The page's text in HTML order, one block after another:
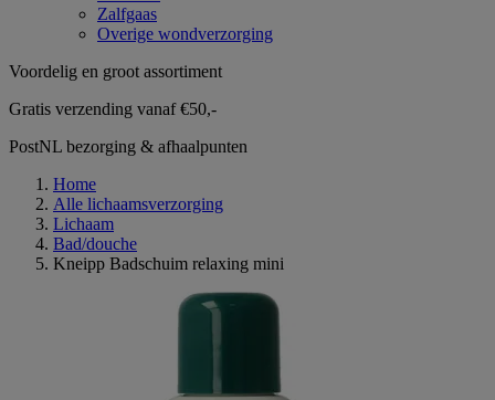
Zalfgaas
Overige wondverzorging
Voordelig en groot assortiment
Gratis verzending vanaf €50,-
PostNL bezorging & afhaalpunten
Home
Alle lichaamsverzorging
Lichaam
Bad/douche
Kneipp Badschuim relaxing mini